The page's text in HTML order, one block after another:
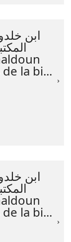
ابن
la bi...
ابن
la bi...